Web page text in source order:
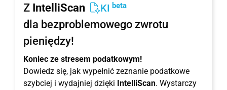
Z IntelliScan KI beta
dla bezproblemowego zwrotu
pieniędzy!
Koniec ze stresem podatkowym!
Dowiedz się, jak wypełnić zeznanie podatkowe
szybciej i wydajniej dzięki IntelliScan. Wystarczy